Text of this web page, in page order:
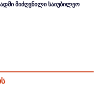
მიძღვნილი საიუბილეო